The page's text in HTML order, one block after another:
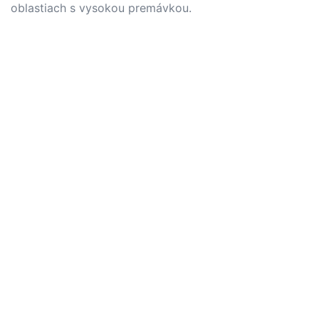
oblastiach s vysokou premávkou.